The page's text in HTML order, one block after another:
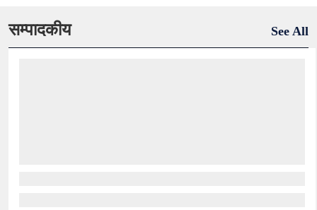
सम्पादकीय See All